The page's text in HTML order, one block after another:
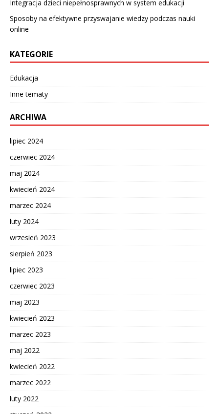
Integracja dzieci niepełnosprawnych w system edukacji
Sposoby na efektywne przyswajanie wiedzy podczas nauki
online
KATEGORIE
Edukacja
Inne tematy
ARCHIWA
lipiec 2024
czerwiec 2024
maj 2024
kwiecień 2024
marzec 2024
luty 2024
wrzesień 2023
sierpień 2023
lipiec 2023
czerwiec 2023
maj 2023
kwiecień 2023
marzec 2023
maj 2022
kwiecień 2022
marzec 2022
luty 2022